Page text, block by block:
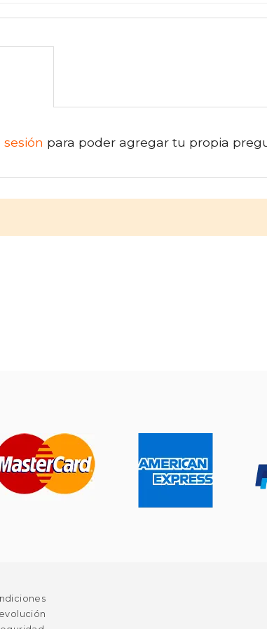
sesión para poder agregar tu propia